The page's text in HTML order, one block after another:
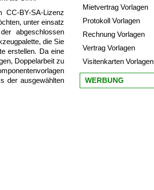
BY-SA-Lizenz
unter einsatz
abgeschlossen
die Sie
erstellen. Da eine
Doppelarbeit zu
der ausgewählten
Mietvertrag Vorlagen
Protokoll Vorlagen
Rechnung Vorlagen
Vertrag Vorlagen
Visitenkarten Vorlagen
WERBUNG